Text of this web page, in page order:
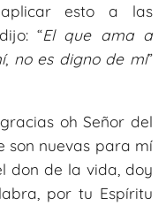
aplicar esto a las
“El que ama a
, no es digno de mí”
oh Señor del
son nuevas para mí
don de la vida, doy
por tu Espíritu